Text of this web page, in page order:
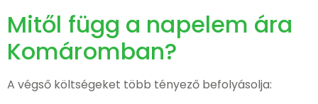
Mitől függ a napelem ára
Komáromban?
A végső költségeket több tényező befolyásolja: